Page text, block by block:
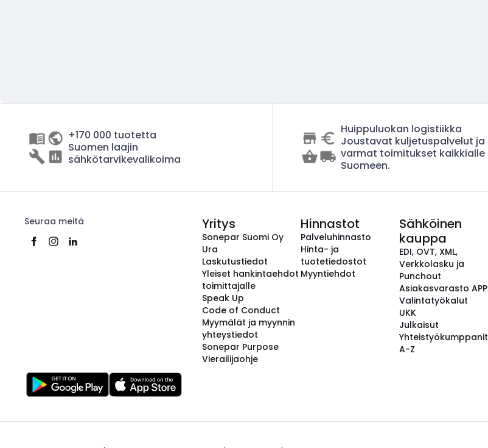
+170 000 tuotetta
Suomen laajin
sähkötarvikevalikoima
Huippuluokan logistiikka
Joustavat kuljetuspalvelut ja
varmat toimitukset kaikkialle
Suomeen.
Seuraa meitä Yritys
Sonepar Suomi Oy
Ura
Laskutustiedot
Yleiset hankintaehdot
toimittajalle
Speak Up
Code of Conduct
Myymälät ja myynnin
yhteystiedot
Sonepar Purpose
Vierailijaohje
Hinnastot
Palveluhinnasto
Hinta- ja
tuotetiedostot
Myyntiehdot
Sähköinen
kauppa
EDI, OVT, XML,
Verkkolasku ja
Punchout
Asiakasvarasto APP
Valintatyökalut
UKK
Julkaisut
Yhteistyökumppanit
A-Z